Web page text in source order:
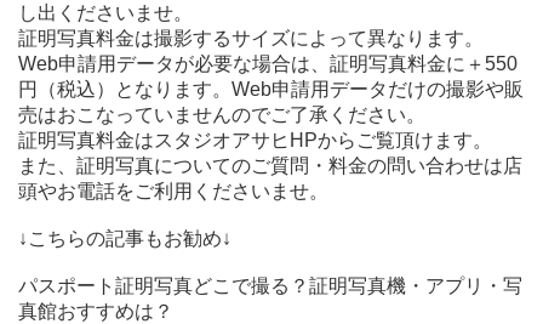
し出くださいませ。
証明写真料金は撮影するサイズによって異なります。
Web申請用データが必要な場合は、証明写真料金に＋550
円（税込）となります。Web申請用データだけの撮影や販
売はおこなっていませんのでご了承ください。
証明写真料金はスタジオアサヒHPからご覧頂けます。
また、証明写真についてのご質問・料金の問い合わせは店
頭やお電話をご利用くださいませ。
↓こちらの記事もお勧め↓
パスポート証明写真どこで撮る？証明写真機・アプリ・写
真館おすすめは？